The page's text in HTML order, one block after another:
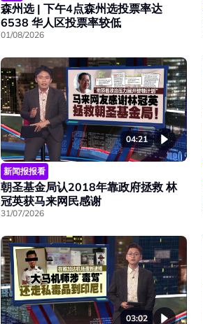
森州选 | 下午4点森州选投票率达
6538 华人区投票率较低
01/08/2026
04:21
新闻报报看
朝圣基金局认2018年靠政府拯救 林
冠英获马来网民感谢
31/07/2026
03:02